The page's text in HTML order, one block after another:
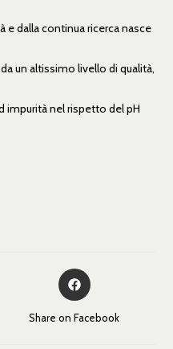
e dalla continua ricerca nasce
un altissimo livello di qualità,
impurità nel rispetto del pH
Share on Facebook